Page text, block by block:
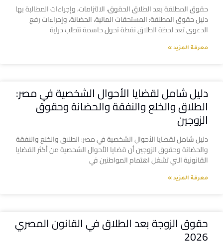
حقوق المطلقة بعد الطلاق الحقوق، الالتزامات، وإجراءات المطالبة بها
دليل حقوق المطلقة: المستحقات المالية، الحضانة، وإجراءات رفع
الدعوى تعد لحظة الطلاق نقطة تحول حاسمة تتطلب دراية
معرفة المزيد »
دليل شامل لقضايا الأحوال الشخصية في مصر:
الطلاق والخلع والنفقة والحضانة وحقوق
الزوجين
دليل شامل لقضايا الأحوال الشخصية في مصر: الطلاق والخلع والنفقة
والحضانة وحقوق الزوجين أن قضايا الأحوال الشخصية من أكثر القضايا
القانونية التي تشغل اهتمام المواطنين في
معرفة المزيد »
حقوق الزوجة بعد الطلاق في القانون المصري
2026